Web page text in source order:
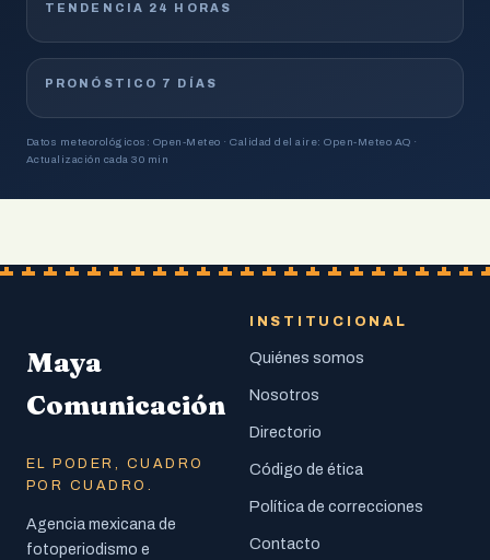
TENDENCIA 24 HORAS
PRONÓSTICO 7 DÍAS
Datos meteorológicos: Open-Meteo · Calidad del aire: Open-Meteo AQ ·
Actualización cada 30 min
Maya
Comunicación
EL PODER, CUADRO
POR CUADRO.
Agencia mexicana de
fotoperiodismo e
INSTITUCIONAL
Quiénes somos
Nosotros
Directorio
Código de ética
Política de correcciones
Contacto